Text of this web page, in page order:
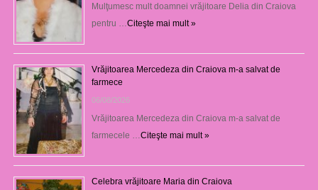
Mulţumesc mult doamnei vrăjitoare Delia din Craiova
pentru … Citeşte mai mult »
Vrăjitoarea Mercedeza din Craiova m-a salvat de
farmece
06/08/2026
Vrăjitoarea Mercedeza din Craiova m-a salvat de
farmecele … Citeşte mai mult »
Celebra vrăjitoare Maria din Craiova